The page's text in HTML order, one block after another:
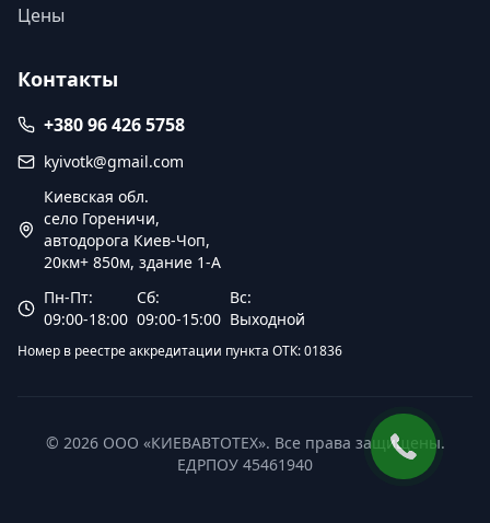
Цены
Контакты
+380 96 426 5758
kyivotk@gmail.com
Киевская обл.
село Гореничи,
автодорога Киев-Чоп,
20км+ 850м, здание 1-А
Пн-Пт:
09:00-18:00
Сб:
09:00-15:00
Вс:
Выходной
Номер в реестре аккредитации пункта ОТК: 01836
© 2026 ООО «КИЕВАВТОТЕХ». Все права защищены.
ЕДРПОУ 45461940